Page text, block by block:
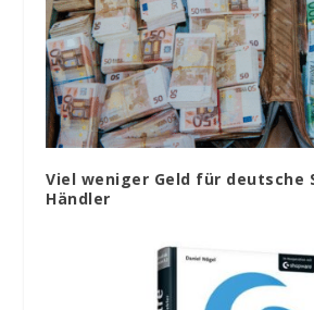
Viel weniger Geld für deutsche
Händler